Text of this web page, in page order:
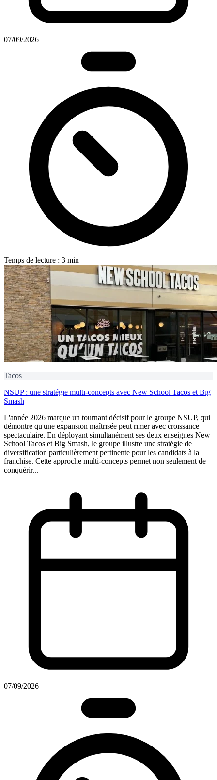
07/09/2026
Temps de lecture : 3 min
Tacos
NSUP : une stratégie multi-concepts avec New School Tacos et Big
Smash
L'année 2026 marque un tournant décisif pour le groupe NSUP, qui
démontre qu'une expansion maîtrisée peut rimer avec croissance
spectaculaire. En déployant simultanément ses deux enseignes New
School Tacos et Big Smash, le groupe illustre une stratégie de
diversification particulièrement pertinente pour les candidats à la
franchise. Cette approche multi-concepts permet non seulement de
conquérir...
07/09/2026